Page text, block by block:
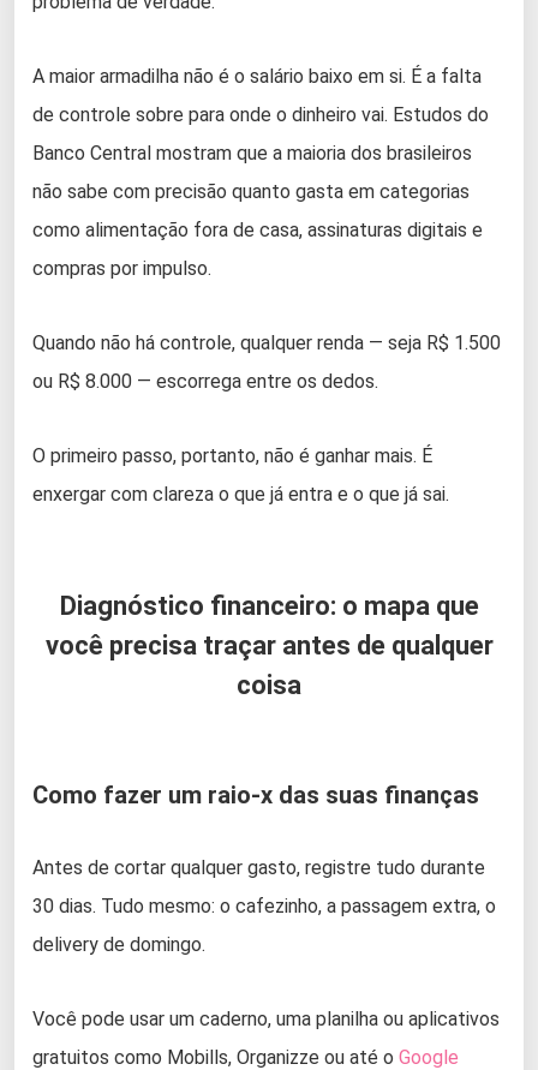
A maior armadilha não é o salário baixo em si. É a falta
de controle sobre para onde o dinheiro vai. Estudos do
Banco Central mostram que a maioria dos brasileiros
não sabe com precisão quanto gasta em categorias
como alimentação fora de casa, assinaturas digitais e
compras por impulso.
Quando não há controle, qualquer renda — seja R$ 1.500
ou R$ 8.000 — escorrega entre os dedos.
O primeiro passo, portanto, não é ganhar mais. É
enxergar com clareza o que já entra e o que já sai.
Diagnóstico financeiro: o mapa que
você precisa traçar antes de qualquer
coisa
Como fazer um raio-x das suas finanças
Antes de cortar qualquer gasto, registre tudo durante
30 dias. Tudo mesmo: o cafezinho, a passagem extra, o
delivery de domingo.
Você pode usar um caderno, uma planilha ou aplicativos
gratuitos como Mobills, Organizze ou até o Google